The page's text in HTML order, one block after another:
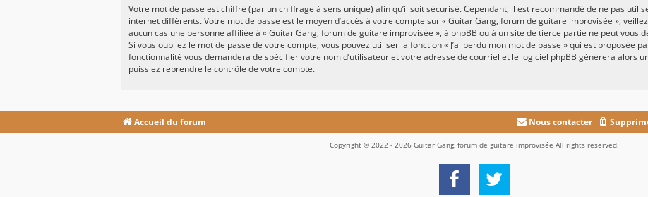
Votre mot de passe est chiffré (par un chiffrage à sens unique) afin qu’il soit sécurisé. Cependant, il est recommandé de ne pas
internet différents. Votre mot de passe est le moyen d’accès à votre compte sur « Guitar Gang, forum de guitare improvisée »,
aucun cas une personne affiliée à « Guitar Gang, forum de guitare improvisée », à phpBB ou à un site de tierce partie ne peut vous
Si vous oubliez le mot de passe de votre compte, vous pouvez utiliser la fonction « J’ai perdu mon mot de passe » qui est proposée
fonctionnalité vous demandera de spécifier votre nom d’utilisateur et votre adresse de courriel et le logiciel phpBB générera alors
puissiez reprendre le contrôle de votre compte.
Accueil du forum Nous contacter
Copyright © 2022 - 2026 Guitar Gang, forum de guitare improvisée All rights reserved.